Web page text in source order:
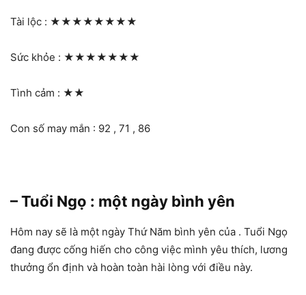
Tài lộc : ★★★★★★★★
Sức khỏe : ★★★★★★★
Tình cảm : ★★
Con số may mắn : 92 , 71 , 86
– Tuổi Ngọ : một ngày bình yên
Hôm nay sẽ là một ngày Thứ Năm bình yên của . Tuổi Ngọ
đang được cống hiến cho công việc mình yêu thích, lương
thưởng ổn định và hoàn toàn hài lòng với điều này.